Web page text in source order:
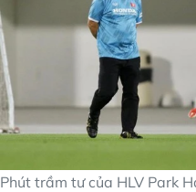
Phút trầm tư của HLV Park